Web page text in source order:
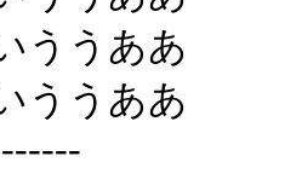
ううああ
ううああ